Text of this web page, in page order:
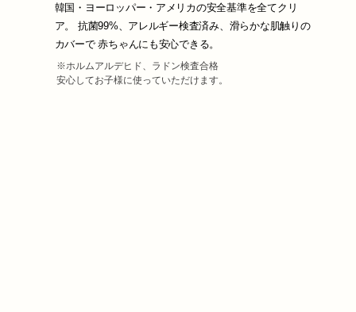
韓国・ヨーロッパー・アメリカの安全基準を全てクリ
ア。 抗菌99%、アレルギー検査済み、滑らかな肌触りの
カバーで 赤ちゃんにも安心できる。
※ホルムアルデヒド、ラドン検査合格
安心してお子様に使っていただけます。